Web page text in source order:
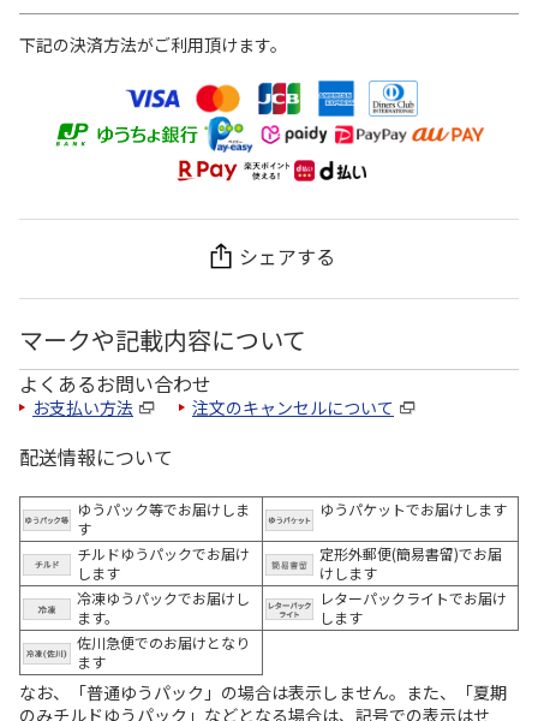
下記の決済方法がご利用頂けます。
シェアする
マークや記載内容について
よくあるお問い合わせ
お支払い方法 注文のキャンセルについて
配送情報について
ゆうパック等でお届けしま
す
ゆうパケットでお届けします
チルドゆうパックでお届け
します
定形外郵便(簡易書留)でお届
けします
冷凍ゆうパックでお届けし
ます。
レターパックライトでお届け
します
佐川急便でのお届けとなり
ます
なお、「普通ゆうパック」の場合は表示しません。また、「夏期
のみチルドゆうパック」などとなる場合は、記号での表示はせ